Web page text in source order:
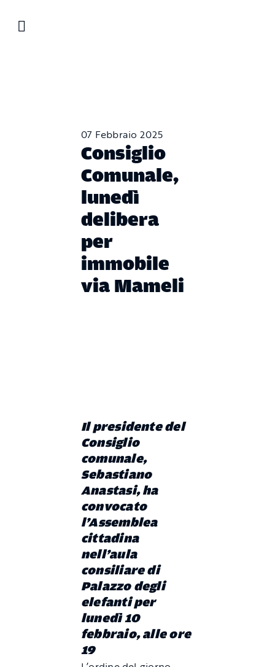
07 Febbraio 2025
Consiglio
Comunale,
lunedì
delibera
per
immobile
via Mameli
Il presidente del
Consiglio
comunale,
Sebastiano
Anastasi, ha
convocato
l’Assemblea
cittadina
nell’aula
consiliare di
Palazzo degli
elefanti per
lunedì 10
febbraio, alle ore
19